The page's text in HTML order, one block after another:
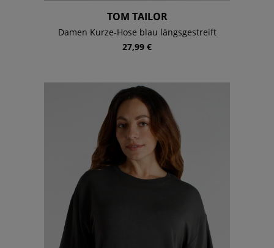
TOM TAILOR
Damen Kurze-Hose blau längsgestreift
27,99 €